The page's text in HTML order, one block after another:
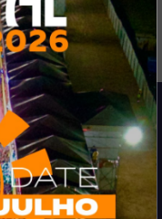
na região de